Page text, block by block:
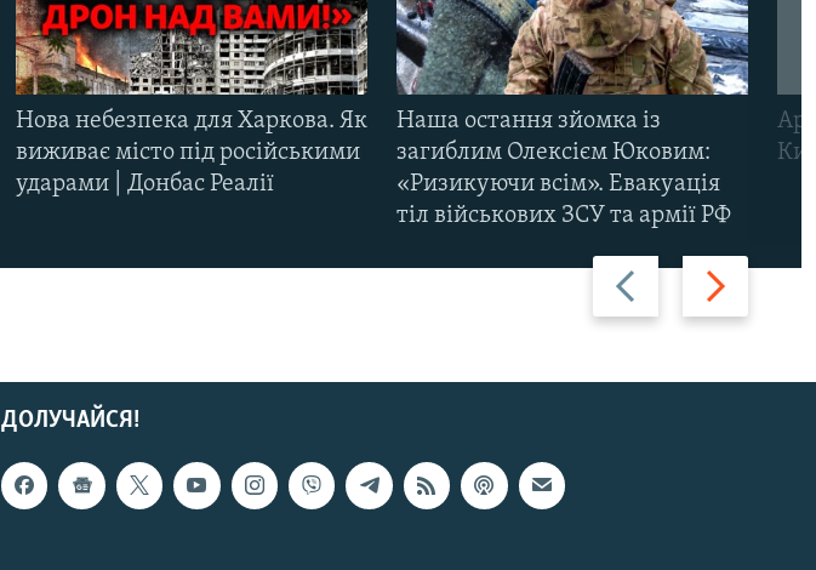
Назад Вперед
Нова небезпека для Харкова. Як
виживає місто під російськими
ударами | Донбас Реалії
Наша остання зйомка із
загиблим Олексієм Юковим:
«Ризикуючи всім». Евакуація
тіл військових ЗСУ та армії РФ
ДОЛУЧАЙСЯ!